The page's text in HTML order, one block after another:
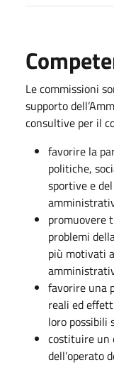
Le commissioni
supporto
consultive per il
favorire la
politiche,
sportive e
promuovere
problemi
più motivati
favorire una
reali ed
loro possibili
costituire un
dell’operato